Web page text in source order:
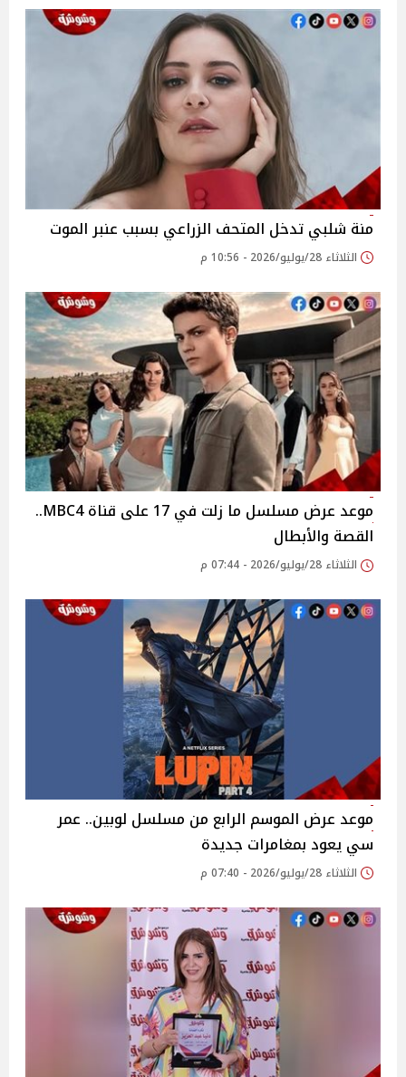
منة شلبي تدخل المتحف الزراعي بسبب عنبر الموت
الثلاثاء 28/يوليو/2026 - 10:56 م
موعد عرض مسلسل ما زلت في 17 على قناة MBC4..
القصة والأبطال
الثلاثاء 28/يوليو/2026 - 07:44 م
موعد عرض الموسم الرابع من مسلسل لوبين.. عمر
سي يعود بمغامرات جديدة
الثلاثاء 28/يوليو/2026 - 07:40 م